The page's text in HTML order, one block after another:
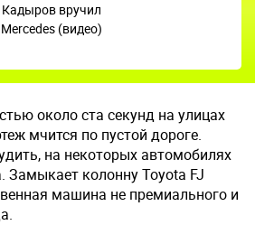
вручил
(видео)
около ста секунд на улицах
мчится по пустой дороге.
на некоторых автомобилях
Замыкает колонну Toyota FJ
машина не премиального и